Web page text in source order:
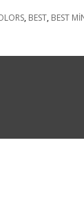
, BEST, BEST